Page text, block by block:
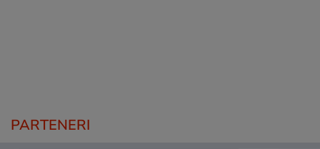
PARTENERI